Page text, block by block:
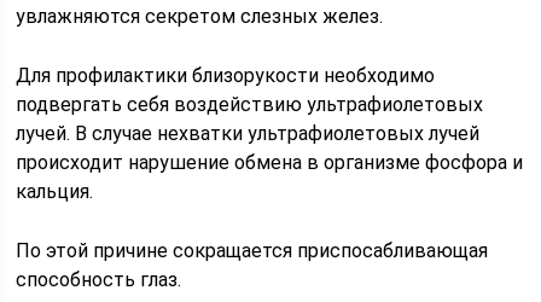
увлажняются секретом слезных желез.
Для профилактики близорукости необходимо
подвергать себя воздействию ультрафиолетовых
лучей. В случае нехватки ультрафиолетовых лучей
происходит нарушение обмена в организме фосфора и
кальция.
По этой причине сокращается приспосабливающая
способность глаз.